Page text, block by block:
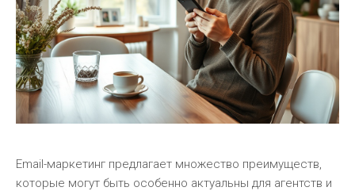
Email-маркетинг предлагает множество преимуществ,
которые могут быть особенно актуальны для агентств и